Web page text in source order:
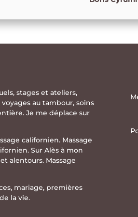
,stages etateliers,
voyages au tambour,soins
Je me déplace sur
californien. Massage
Sur Alès à mon
alentours. Massage
mariage, premières
la vie.